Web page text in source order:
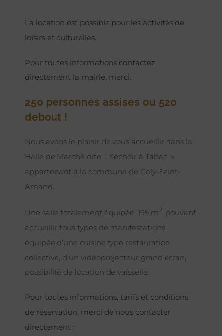
La location est possible pour les activités de
loisirs et culturelles.
Pour toutes informations contactez
directement la mairie, merci.
250 personnes assises ou 520
debout !
Nous avons le plaisir de vous accueillir dans la
Halle de Marché dite ¨ Séchoir à Tabac »
appartenant à la commune de Coly-Saint-
Amand.
Une salle totalement équipée, 195 m2, pouvant
accueillir tous types de manifestations,
équipée d’une cuisine type restauration
collective, d’un vidéoprojecteur grand écran,
possibilité de location de vaisselle.
Pour toutes informations, tarifs et conditions
de réservation, merci de nous contacter
directement :